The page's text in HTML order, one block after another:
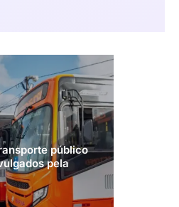
público
pela